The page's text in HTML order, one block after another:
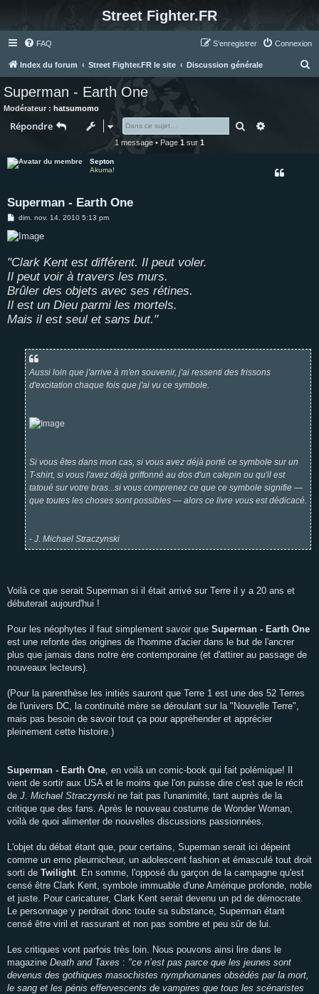
Street Fighter.FR
FAQ Connexion
S’enregistrer
Index du forum Street Fighter.FR le site Discussion générale
Superman - Earth One
Modérateur : hatsumomo
Répondre Rechercher
1 message • Page 1 sur1
Septon
Akuma!
Superman - Earth One
M
s
s
g
e
dim. nov. 14, 2010 5:13 pm
"Clark Kent est différent. Il peut voler.
Il peut voir à travers les murs.
Brûler des objets avec ses rétines.
Il est un Dieu parmi les mortels.
Mais il est seul et sans but."
Aussi loin que j'arrive à m'en souvenir, j'ai ressenti des frissons
d'excitation chaque fois que j'ai vu ce symbole.
Si vous êtes dans mon cas, si vous avez déjà porté ce symbole sur un
T-shirt, si vous l'avez déjà griffonné au dos d'un calepin ou qu'il est
tatoué sur votre bras...si vous comprenez ce que ce symbole signifie —
que toutes les choses sont possibles — alors ce livre vous est dédicacé.
- J. Michael Straczynski
Voilà ce que serait Superman si il était arrivé sur Terre il y a 20 ans et
débuterait aujourd'hui !
Pour les néophytes il faut simplement savoir que Superman - Earth One
est une refonte des origines de l'homme d'acier dans le but de l'ancrer
plus que jamais dans notre ère contemporaine (et d'attirer au passage de
nouveaux lecteurs).
(Pour la parenthèse les initiés sauront que Terre 1 est une des 52 Terres
de l'univers DC, la continuité mère se déroulant sur la "Nouvelle Terre",
mais pas besoin de savoir tout ça pour appréhender et apprécier
pleinement cette histoire.)
Superman - Earth One , en voilà un comic-book qui fait polémique! Il
vient de sortir aux USA et le moins que l'on puisse dire c'est que le récit
de J. Michael Straczynski ne fait pas l'unanimité, tant auprès de la
critique que des fans. Après le nouveau costume de Wonder Woman,
voilà de quoi alimenter de nouvelles discussions passionnées.
L'objet du débat étant que, pour certains, Superman serait ici dépeint
comme un emo pleurnicheur, un adolescent fashion et émasculé tout droit
sorti de Twilight . En somme, l'opposé du garçon de la campagne qu'est
censé être Clark Kent, symbole immuable d'une Amérique profonde, noble
et juste. Pour caricaturer, Clark Kent serait devenu un pd de démocrate.
Le personnage y perdrait donc toute sa substance, Superman étant
censé être viril et rassurant et non pas sombre et peu sûr de lui.
Les critiques vont parfois très loin. Nous pouvons ainsi lire dans le
magazine Death and Taxes : "ce n’est pas parce que les jeunes sont
devenus des gothiques masochistes nymphomanes obsédés par la mort,
le sang et les pénis effervescents de vampires que tous les scénaristes